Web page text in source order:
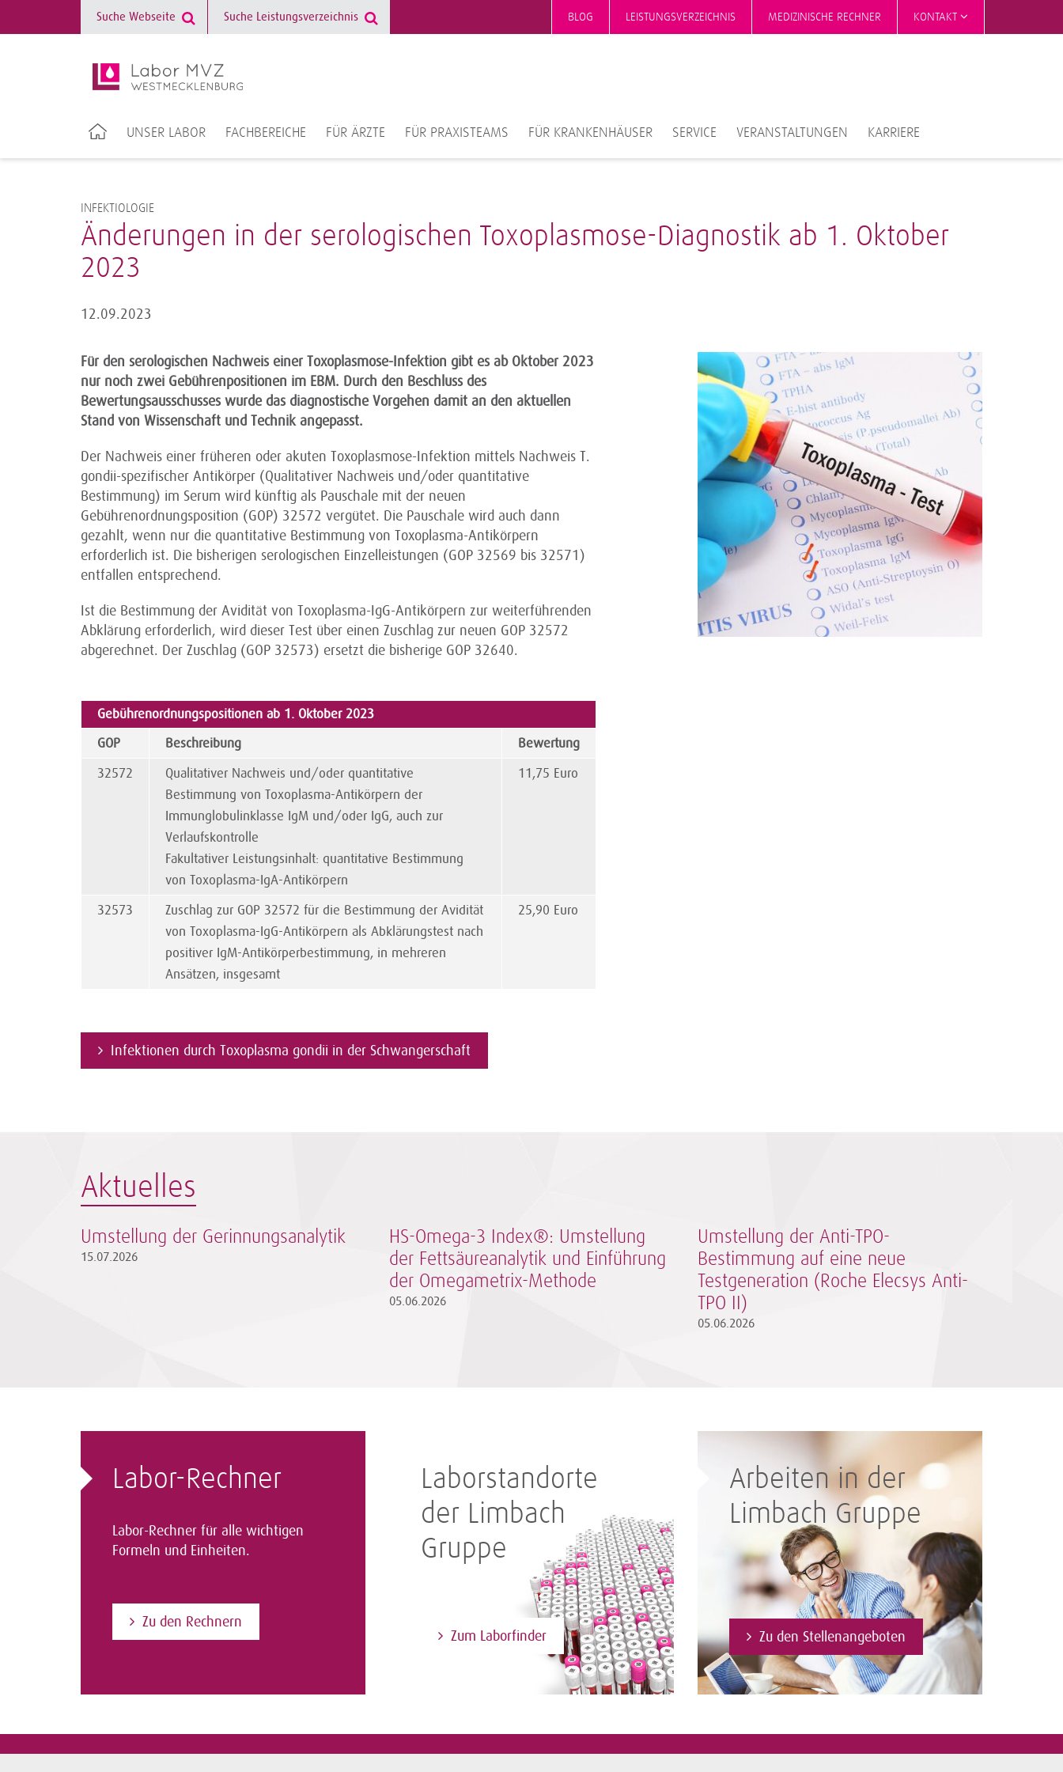
BLOG LEISTUNGSVERZEICHNIS MEDIZINISCHE RECHNER KONTAKT
UNSER LABOR FACHBEREICHE FÜR ÄRZTE FÜR PRAXISTEAMS FÜR KRANKENHÄUSER SERVICE VERANSTALTUNGEN KARRIERE
INFEKTIOLOGIE
Änderungen in der serologischen Toxoplasmose-Diagnostik ab 1. Oktober
2023
12.09.2023
Für den serologischen Nachweis einer Toxoplasmose-Infektion gibt es ab Oktober 2023
nur noch zwei Gebührenpositionen im EBM. Durch den Beschluss des
Bewertungsausschusses wurde das diagnostische Vorgehen damit an den aktuellen
Stand von Wissenschaft und Technik angepasst.
Der Nachweis einer früheren oder akuten Toxoplasmose-Infektion mittels Nachweis T.
gondii-spezifischer Antikörper (Qualitativer Nachweis und/oder quantitative
Bestimmung) im Serum wird künftig als Pauschale mit der neuen
Gebührenordnungsposition (GOP) 32572 vergütet. Die Pauschale wird auch dann
gezahlt, wenn nur die quantitative Bestimmung von Toxoplasma-Antikörpern
erforderlich ist. Die bisherigen serologischen Einzelleistungen (GOP 32569 bis 32571)
entfallen entsprechend.
Ist die Bestimmung der Avidität von Toxoplasma-IgG-Antikörpern zur weiterführenden
Abklärung erforderlich, wird dieser Test über einen Zuschlag zur neuen GOP 32572
abgerechnet. Der Zuschlag (GOP 32573) ersetzt die bisherige GOP 32640.
Gebührenordnungspositionen ab 1. Oktober 2023
GOP
Beschreibung
Bewertung
32572
Qualitativer Nachweis und/oder quantitative
Bestimmung von Toxoplasma-Antikörpern der
Immunglobulinklasse IgM und/oder IgG, auch zur
Verlaufskontrolle
Fakultativer Leistungsinhalt: quantitative Bestimmung
von Toxoplasma-IgA-Antikörpern
11,75 Euro
32573
Zuschlag zur GOP 32572 für die Bestimmung der Avidität
von Toxoplasma-IgG-Antikörpern als Abklärungstest nach
positiver IgM-Antikörperbestimmung, in mehreren
Ansätzen, insgesamt
25,90 Euro
Infektionen durch Toxoplasma gondii in der Schwangerschaft
Aktuelles
Umstellung der Gerinnungsanalytik
15.07.2026
HS-Omega-3 Index®: Umstellung
der Fettsäureanalytik und Einführung
der Omegametrix-Methode
05.06.2026
Umstellung der Anti-TPO-
Bestimmung auf eine neue
Testgeneration (Roche Elecsys Anti-
TPO II)
05.06.2026
Labor-Rechner
Labor-Rechner für alle wichtigen
Formeln und Einheiten.
Zu den Rechnern
Laborstandorte
der Limbach
Gruppe
Zum Laborfinder
Arbeiten in der
Limbach Gruppe
Zu den Stellenangeboten